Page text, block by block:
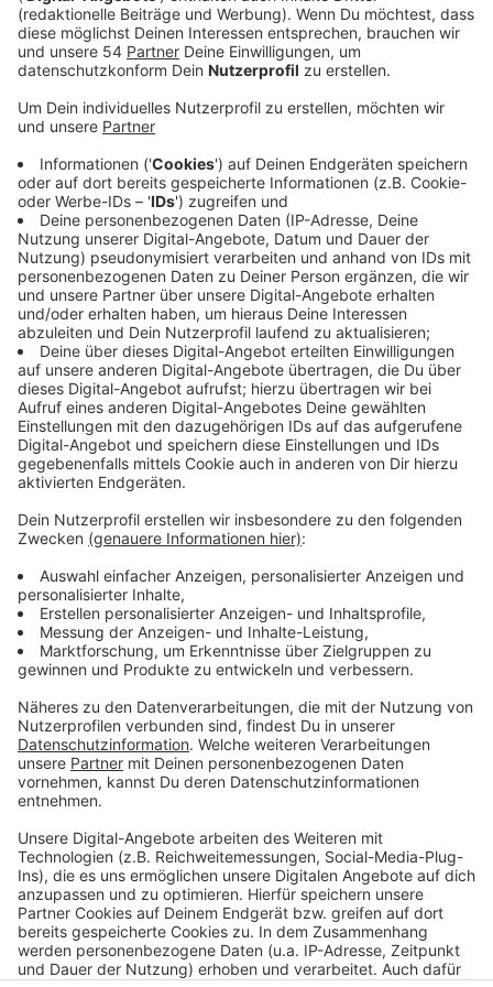
Anzeige
Dabei geht es darum, wie zufrieden sie mit ihrer Wohn-
bzw. Standortsituation sind. Auf Basis der Ergebnisse
möchte die Stadt die Bedingungen für Mieter und
Gewerbetreibende in den Zentren verbessern. Mieter
und Gewerbetreibende aus Rheydt und Gladbach
sollen beurteilen, wie zufrieden sie zum Beispiel mit
der Lage und der Erreichbarkeit ihrer Wohnung bzw.
ihres Gewerbestandortes sind. Außerdem werden sie
nach der Zufriedenheit mit der Größe, des Grundrisses,
des Umfeldes oder der Einkaufsmöglichkeiten vor Ort
befragt. Bei Gewerbetreibenden wird außerdem
erfragt, wie gut die Voraussetzungen für Lieferanten
sind. Diese Umfrage soll dabei helfen, die Zentren
besser zu analysieren und zu verstehen, was dort noch
Gewerbetreibende und Mieter attraktiv zu gestalten
Rheydt:https://www.moenchengladbach.de/de/qm-
rheydt/aktuelles/befragung-zustand-der-gebaeude-
rheydt-innenstadt
Gladbach: https://qm.mg/fragebogen-vu-
gewerbetreibende-gladbach
Anzeige
Anzeige